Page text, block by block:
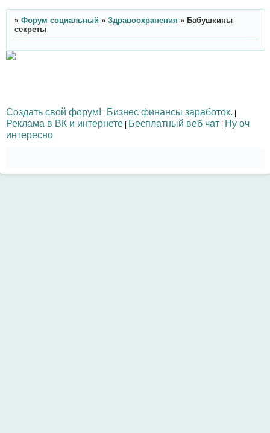
» Форум социальный » Здравоохранения » Бабушкины
секреты
Создать свой форум! | Бизнес финансы заработок. |
Реклама в ВК и интернете | Бесплатный веб чат | Ну оч
интересно